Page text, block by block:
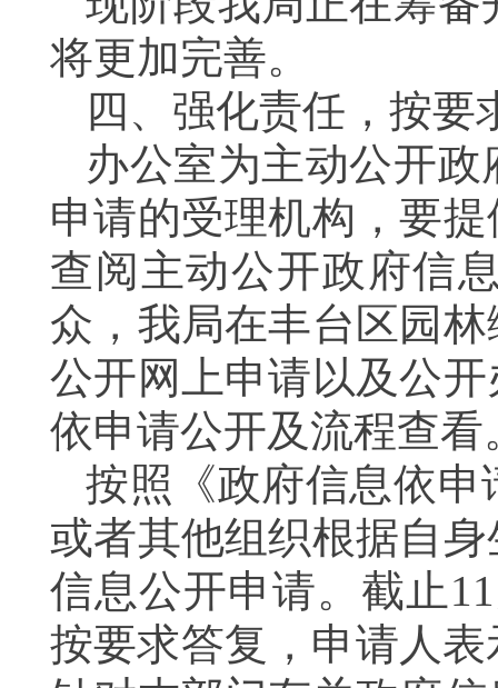
将更加完善。
四、强化责任，按要
办公室为主动公开
申请的受理机构，要
查阅主动公开政府信
众，我局在丰台区园
公开网上申请以及公
依申请公开及流程查看
按照《政府信息依
或者其他组织根据自
信息公开申请。截止 11
按要求答复，申请人